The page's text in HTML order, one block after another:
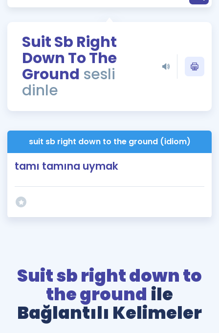
Blog
İngilizce Gramer
Suit Sb Right
Down To The
Ground sesli
dinle
suit sb right down to the ground (idiom)
tamı tamına uymak
Suit sb right down to
the ground ile
Bağlantılı Kelimeler